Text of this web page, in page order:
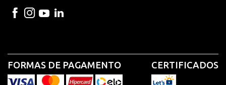
FORMAS DE PAGAMENTO CERTIFICADOS